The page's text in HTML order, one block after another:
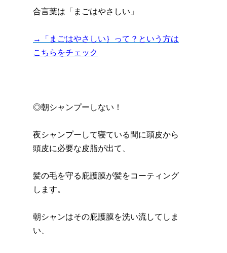
合言葉は「まごはやさしい」
→「まごはやさしい｝って？という方は
こちらをチェック
◎朝シャンプーしない！
夜シャンプーして寝ている間に頭皮から
頭皮に必要な皮脂が出て、
髪の毛を守る庇護膜が髪をコーティング
します。
朝シャンはその庇護膜を洗い流してしま
い、